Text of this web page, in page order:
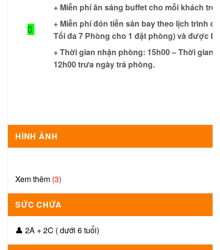
+ Miễn phí ăn sáng buffet cho mỗi khách
+ Miễn phí đón tiễn sân bay theo lịch trình
Tối đa 7 Phòng cho 1 đặt phòng) và được
+ Thời gian nhận phòng: 15h00 – Thời gian
12h00 trưa ngày trả phòng.
HÌNH ẢNH
Xem thêm (3)
SỨC CHỨA
👤 2A + 2C ( dưới 6 tuổi)